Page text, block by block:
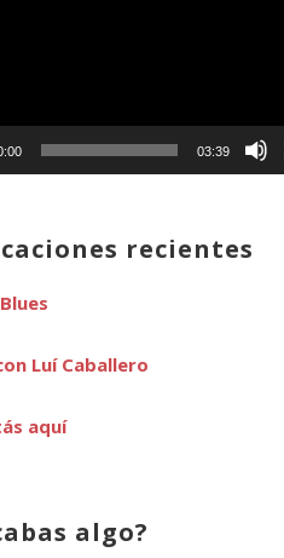
03:39
recientes
Luí Caballero
aquí
algo?